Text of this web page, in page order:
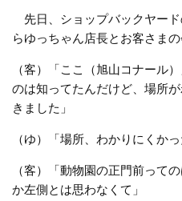
先日、ショップバックヤー
らゆっちゃん店長とお客さま
（客）「ここ（旭山コナール
のは知ってたんだけど、場所
きました」
（ゆ）「場所、わかりにくか
（客）「動物園の正門前って
か左側とは思わなくて」